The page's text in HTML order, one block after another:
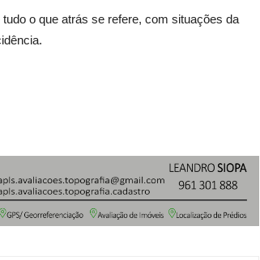
o que atrás se refere, com situações da